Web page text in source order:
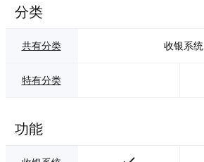
分类
共有分类 收银系统
特有分类
功能